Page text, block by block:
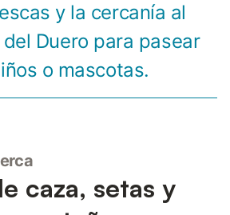
y la cercanía al
Duero para pasear
o mascotas.
caza, setas y